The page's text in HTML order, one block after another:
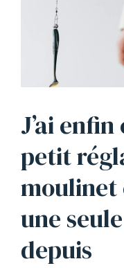
J’ai
petit
moulinet
une
depuis